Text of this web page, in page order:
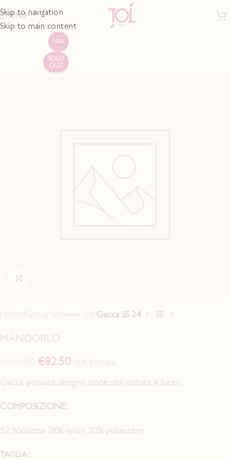
Skip to navigation
Skip to main content
MENU
-50%
SOLD
OUT
Home Spring Summer 24 Giacca SS 24
MANDORLO
€82.50 IVA Inclusa
Giacca jacquard disegno onde con cintura in lurex.
COMPOSIZIONE:
52 % Viscosa 28% nylon 20% poliestere
TAGLIA